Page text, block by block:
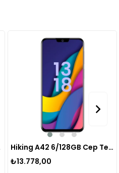
Hiking A42 6/128GB Cep Telefonu
₺11.575,00